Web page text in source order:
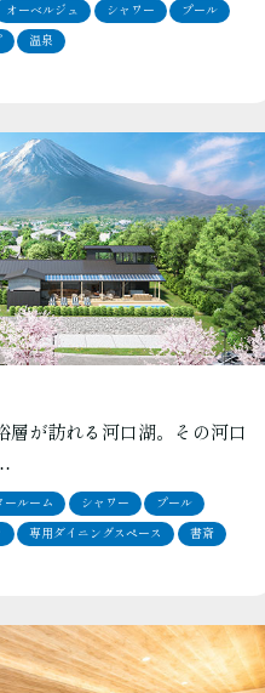
オーベルジュ シャワー プール
温泉
層が訪れる河口湖。その河口
ールーム シャワー プール
専用ダイニングスペース 書斎